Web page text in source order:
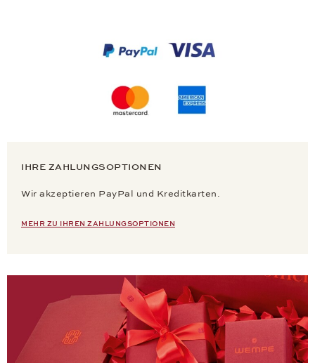
IHRE ZAHLUNGSOPTIONEN
Wir akzeptieren PayPal und Kreditkarten.
MEHR ZU IHREN ZAHLUNGSOPTIONEN